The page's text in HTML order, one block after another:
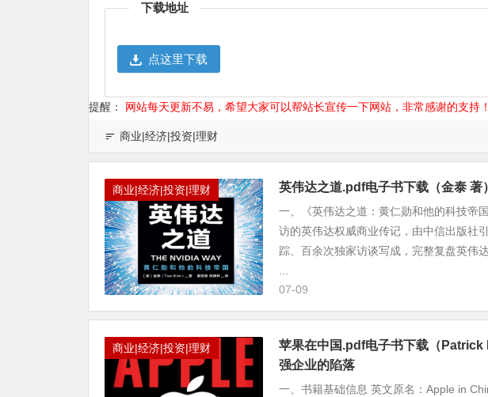
下载地址
点这里下载
提醒： 网站每天更新不易，希望大家可以帮站长宣传一下网站，非常感谢的支持！
商业|经济|投资|理财
商业|经济|投资|理财 英伟达之道.pdf电子书下载（金泰 著
一、《英伟达之道：黄仁勋和他的科技帝
访的英伟达权威商业传记，由中信出版社
踪、百余次独家访谈写成，完整复盘英伟
07-09
商业|经济|投资|理财
苹果在中国.pdf电子书下载（Patrick
强企业的陷落
一、书籍基础信息 英文原名：Apple in